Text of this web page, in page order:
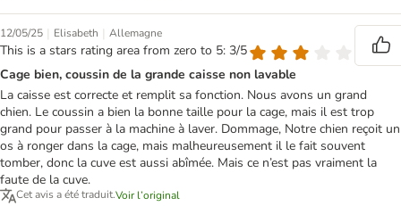
12/05/25 | Elisabeth | Allemagne
This is a stars rating area from zero to 5: 3/5
Cage bien, coussin de la grande caisse non lavable
La caisse est correcte et remplit sa fonction. Nous avons un grand
chien. Le coussin a bien la bonne taille pour la cage, mais il est trop
grand pour passer à la machine à laver. Dommage, Notre chien reçoit un
os à ronger dans la cage, mais malheureusement il le fait souvent
tomber, donc la cuve est aussi abîmée. Mais ce n’est pas vraiment la
faute de la cuve.
Cet avis a été traduit.Voir l’original